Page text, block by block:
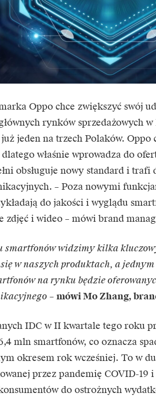
Oppo chce zwiększyć swój
rynków sprzedażowych
jeden na trzech Polaków.
właśnie wprowadza do
obsługuje nowy standard i
– Poza nowymi
do jakości i wyglądu
zdjęć i wideo – mówi brand
smartfonów widzimy kilka
w naszych produktach, a jednym
na rynku będzie
– mówi Mo Zhang,
IDC w II kwartale tego roku
mln smartfonów, co oznacza
okresem rok wcześniej. To w
przez pandemię COVID-19
do ostrożnych